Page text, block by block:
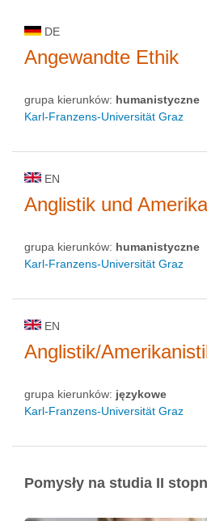
DE
Angewandte Ethik
grupa kierunków: humanistyczne
Karl-Franzens-Universität Graz
EN
Anglistik und
grupa kierunków: humanistyczne
Karl-Franzens-Universität Graz
EN
Anglistik/
grupa kierunków: językowe
Karl-Franzens-Universität Graz
Pomysły na studia II